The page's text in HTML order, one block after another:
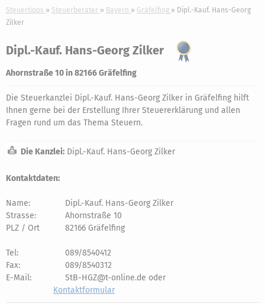
Steuertipps Steuerberater Bayern Gräfelfing
Dipl.-Kauf. Hans-Georg
Zilker
Dipl.-Kauf. Hans-Georg Zilker
Ahornstraße 10 in 82166 Gräfelfing
Die Steuerkanzlei Dipl.-Kauf. Hans-Georg Zilker in Gräfelfing hilft
Ihnen gerne bei der Erstellung Ihrer Steuererklärung und allen
Fragen rund um das Thema Steuern.
Die Kanzlei: Dipl.-Kauf. Hans-Georg Zilker
Kontaktdaten:
Name:
Dipl.-Kauf. Hans-Georg Zilker
Strasse:
Ahornstraße 10
PLZ / Ort
82166 Gräfelfing
Tel:
089/8540412
Fax:
089/8540312
E-Mail:
StB-HGZ@t-online.de oder
Kontaktformular